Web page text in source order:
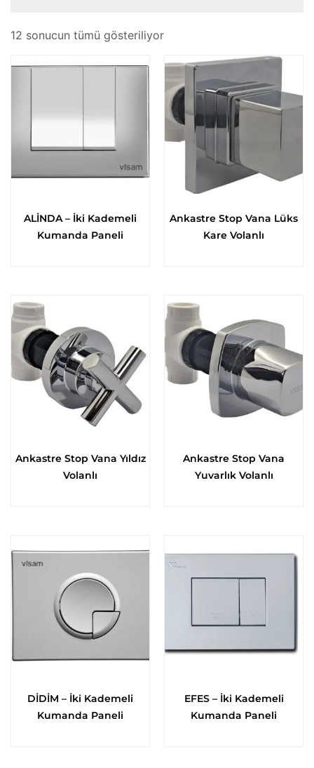
12 sonucun tümü gösteriliyor
ALİNDA – İki Kademeli
Kumanda Paneli
Ankastre Stop Vana Lüks
Kare Volanlı
Ankastre Stop Vana Yıldız
Volanlı
Ankastre Stop Vana
Yuvarlık Volanlı
DİDİM – İki Kademeli
Kumanda Paneli
EFES – İki Kademeli
Kumanda Paneli